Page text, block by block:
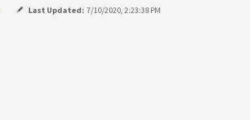
Last Updated: 7/10/2020, 2:23:38 PM